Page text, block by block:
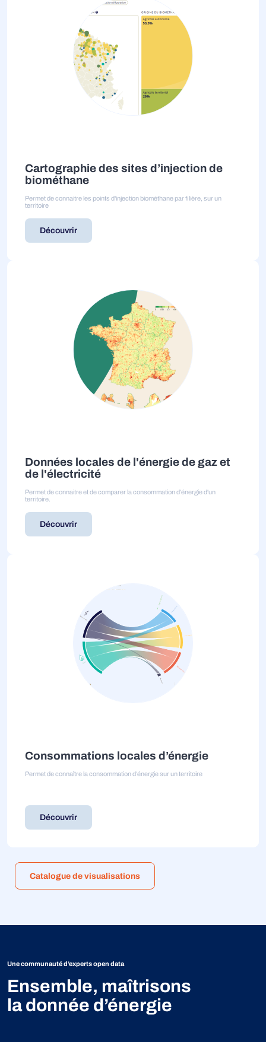
Cartographie des sites d’injection de
biométhane
Permet de connaitre les points d'injection biométhane par filière, sur un
territoire
Découvrir
Données locales de l'énergie de gaz et
de l'électricité
Permet de connaitre et de comparer la consommation d’énergie d'un
territoire.
Découvrir
Consommations locales d’énergie
Permet de connaître la consommation d’énergie sur un territoire
Découvrir
Catalogue de visualisations
Une communauté d’experts open data
Ensemble, maîtrisons
la donnée d’énergie